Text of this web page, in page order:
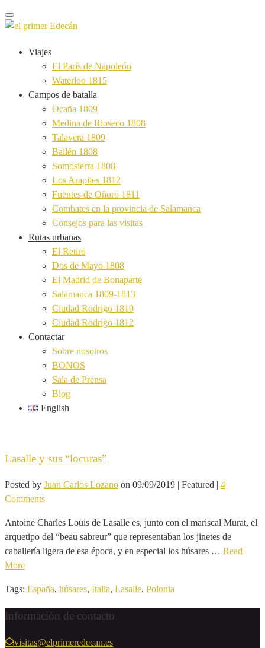
Toggle navigation
Viajes
El París de Napoleón
Waterloo 1815
Campos de batalla
Ocaña 1809
Medina de Rioseco 1808
Talavera 1809
Bailén 1808
Somosierra 1808
Los Arapiles 1812
Fuentes de Oñoro 1811
Combates en la provincia de Salamanca
Consejos para las visitas
Rutas urbanas
El Retiro
Dos de Mayo 1808
El Madrid de Bonaparte
Salamanca 1809-1813
Ciudad Rodrigo 1810
Ciudad Rodrigo 1812
Contactar
Sobre nosotros
BONOS
Sala de Prensa
Blog
English
Lasalle y sus “locuras”
Posted by Juan Carlos Lozano on 09/09/2019 | Featured | 4
Comments
Antoine Charles Louis de Lasalle es, junto con el mariscal Murat, el
arquetipo del “beau sabreur” que representaban los jinetes de
caballería ligera de esa época, y en especial los húsares … Read
More
Tags: España, húsares, Italia, Lasalle, Polonia
Información de contacto
visitas@elprimeredecan.es